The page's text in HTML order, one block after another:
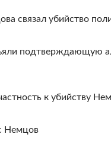
связал убийство
подтверждающую
к убийству
Немцов